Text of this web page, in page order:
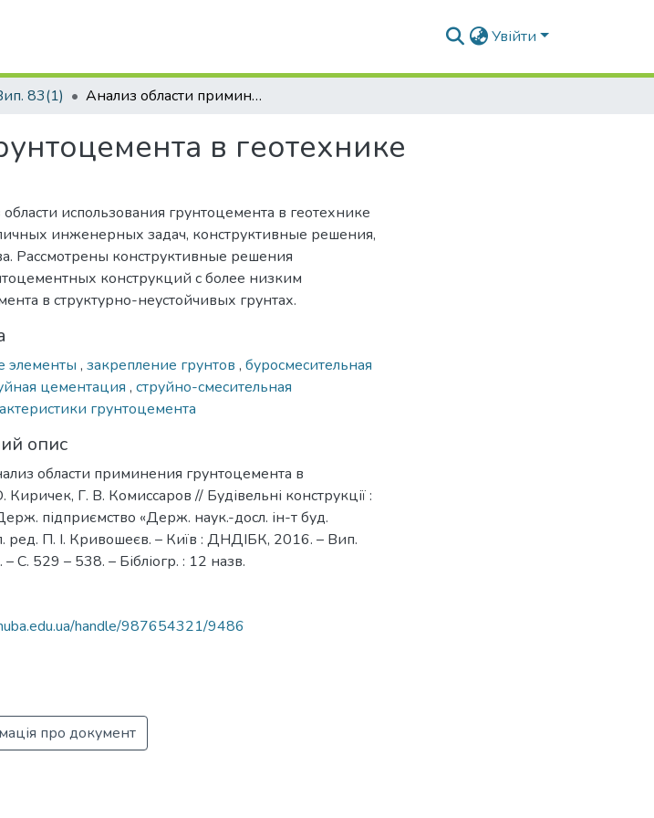
Увійти
83(1) Анализ области приминения грунтоцемента в геотехнике
в геотехнике
использования грунтоцемента в геотехнике
инженерных задач, конструктивные решения,
Рассмотрены конструктивные решения
конструкций с более низким
в структурно-неустойчивых грунтах.
элементы , закрепление грунтов , буросмесительная
цементация , струйно-смесительная
грунтоцемента
опис
области приминения грунтоцемента в
Г. В. Комиссаров // Будівельні конструкції :
підприємство «Держ. наук.-досл. ін-т буд.
ред. П. І. Кривошеєв. – Київ : ДНДІБК, 2016. – Вип.
С. 529 – 538. – Бібліогр. : 12 назв.
handle/987654321/9486
про документ